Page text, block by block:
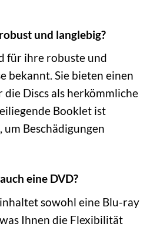
und langlebig?
für ihre robuste und
bekannt. Sie bieten einen
die Discs als herkömmliche
Booklet ist
Beschädigungen
eine DVD?
sowohl eine Blu-ray
Ihnen die Flexibilität